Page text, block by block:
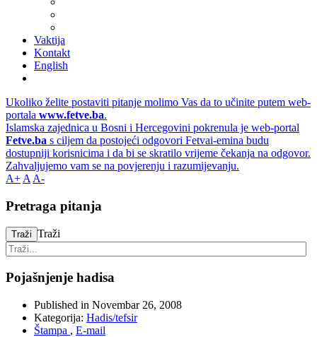
Vaktija
Kontakt
English
Ukoliko želite postaviti pitanje molimo Vas da to učinite putem web-
portala www.fetve.ba.
Islamska zajednica u Bosni i Hercegovini pokrenula je web-portal
Fetve.ba s ciljem da postojeći odgovori Fetvai-emina budu
dostupniji korisnicima i da bi se skratilo vrijeme čekanja na odgovor.
Zahvaljujemo vam se na povjerenju i razumijevanju.
A+ A A-
Pretraga pitanja
Traži Traži
Pojašnjenje hadisa
Published in Novembar 26, 2008
Kategorija: Hadis/tefsir
Štampa , E-mail